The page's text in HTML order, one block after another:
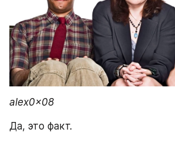
alex0x08
Да, это факт.